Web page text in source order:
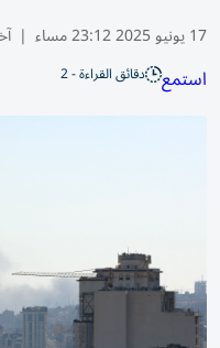
17 يونيو 2025 23:12 مساء |
استمع دقائق القراءة - 2